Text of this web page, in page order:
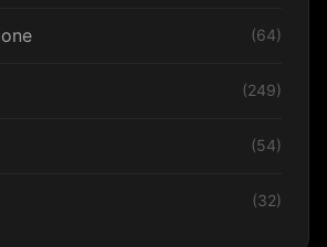
(64)
(249)
(54)
(32)